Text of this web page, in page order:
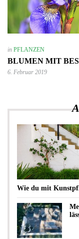
in PFLANZEN
BLUMEN MIT
6. Februar 2019
Wie du mit